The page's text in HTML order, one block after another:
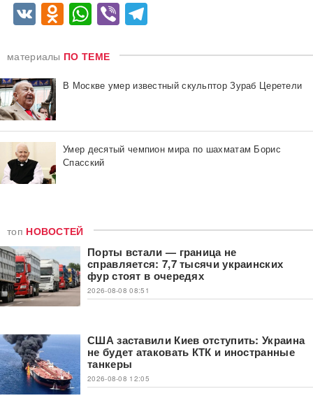
VKOdnoklassniki
WhatsApp
Viber
материалы ПО ТЕМЕ
В Москве умер известный скульптор Зураб Церетели
Умер десятый чемпион мира по шахматам Борис
Спасский
топ НОВОСТЕЙ
Порты встали — граница не
справляется: 7,7 тысячи украинских
фур стоят в очередях
2026-08-08 08:51
США заставили Киев отступить: Украина
не будет атаковать КТК и иностранные
танкеры
2026-08-08 12:05